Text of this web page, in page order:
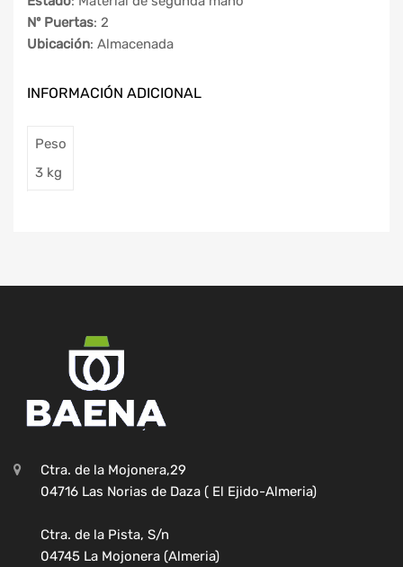
Nº Puertas: 2
Ubicación: Almacenada
INFORMACIÓN ADICIONAL
Peso
3 kg
Ctra. de la Mojonera,29
04716 Las Norias de Daza ( El Ejido-Almeria)
Ctra. de la Pista, S/n
04745 La Mojonera (Almeria)